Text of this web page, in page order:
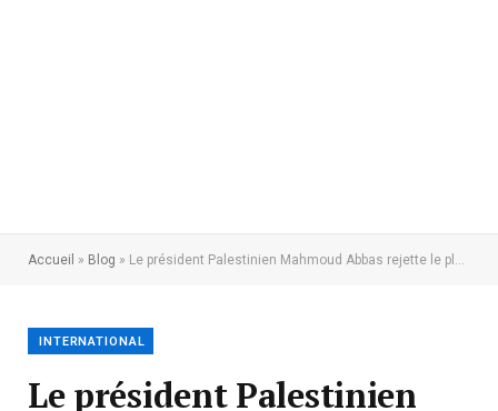
Accueil » Blog » Le président Palestinien Mahmoud Abbas rejette le plan de paix de Trump pour le Moyen-Orient
INTERNATIONAL
Le président Palestinien